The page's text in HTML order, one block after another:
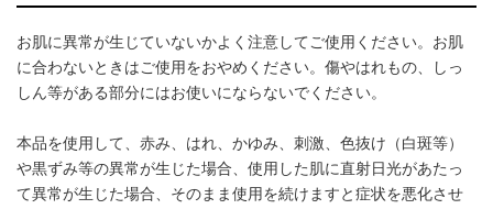
お肌に異常が生じていないかよく注意してご使用ください。お肌
に合わないときはご使用をおやめください。傷やはれもの、しっ
しん等がある部分にはお使いにならないでください。
本品を使用して、赤み、はれ、かゆみ、刺激、色抜け（白斑等）
や黒ずみ等の異常が生じた場合、使用した肌に直射日光があたっ
て異常が生じた場合、そのまま使用を続けますと症状を悪化させ